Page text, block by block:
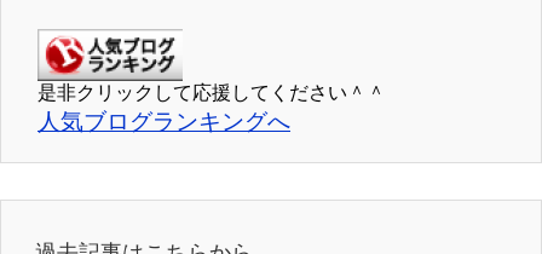
是非クリックして応援してください＾＾
人気ブログランキングへ